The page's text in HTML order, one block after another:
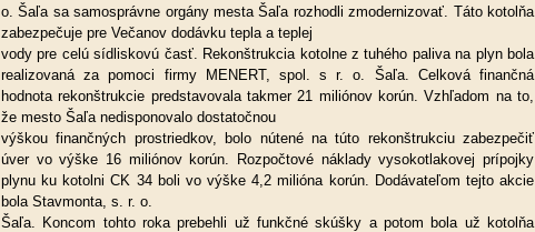
o. Šaľa sa samosprávne orgány mesta Šaľa rozhodli zmodernizovať. Táto kotolňa
zabezpečuje pre Večanov dodávku tepla a teplej
vody pre celú sídliskovú časť. Rekonštrukcia kotolne z tuhého paliva na plyn bola
realizovaná za pomoci firmy MENERT, spol. s r. o. Šaľa. Celková finančná
hodnota rekonštrukcie predstavovala takmer 21 miliónov korún. Vzhľadom na to,
že mesto Šaľa nedisponovalo dostatočnou
výškou finančných prostriedkov, bolo nútené na túto rekonštrukciu zabezpečiť
úver vo výške 16 miliónov korún. Rozpočtové náklady vysokotlakovej prípojky
plynu ku kotolni CK 34 boli vo výške 4,2 milióna korún. Dodávateľom tejto akcie
bola Stavmonta, s. r. o.
Šaľa. Koncom tohto roka prebehli už funkčné skúšky a potom bola už kotolňa